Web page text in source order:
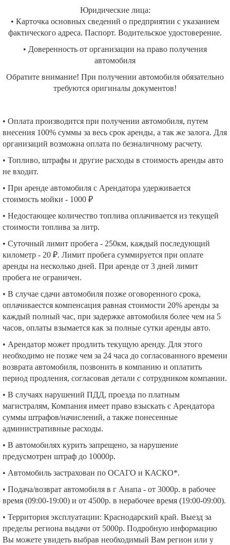
Юридические лица:
• Карточка основных сведений о предприятии с указанием
фактического адреса. Паспорт. Водительское удостоверение.
• Доверенность от организации на право получения
автомобиля
Обратите внимание! При получении автомобиля обязательно
требуются оригиналы документов!
• Оплата производится при получении автомобиля, путем
внесения 100% суммы за весь срок аренды, а так же залога. Для
организаций возможна оплата по безналичному расчету.
• Топливо, штрафы и другие расходы в стоимость аренды авто
не входит.
• При аренде автомобиля с Арендатора удерживается
стоимость мойки - 1000 ₽
• Недостающее количество топлива оплачивается из текущей
стоимости топлива за литр.
• Суточный лимит пробега - 250км, каждый последующий
километр - 20 ₽. Лимит пробега суммируется при оплате
аренды на несколько дней. При аренде от 3 дней лимит
пробега не ограничен.
• В случае сдачи автомобиля позже оговоренного срока,
оплачиваестся компенсация равная стоимости 20% аренды за
каждый полный час, при задержке автомобиля более чем на 5
часов, оплаты взымается как за полные сутки аренды авто.
• Арендатор может продлить текущую аренду. Для этого
необходимо не позже чем за 24 часа до согласованного времени
возврата автомобиля, позвонить в компанию и оплатить
период продления, согласовав детали с сотрудником компании.
• В случаях нарушений ПДД, проезда по платным
магистралям, Компания имеет право взыскать с Арендатора
суммы штрафов/начислений, а также понесенные
административные расходы.
• В автомобилях курить запрещено, за нарушение
предусмотрен штраф до 10000р.
• Автомобиль застрахован по ОСАГО и КАСКО*.
• Подача/возврат автомобиля в г Анапа - от 3000р. в рабочее
время (09:00-19:00) и от 4500р. в нерабочее время (19:00-09:00).
• Территория эксплуатации: Краснодарский край. Выезд за
пределы региона выдачи от 5000р. Подробную информацию
Вы можете увидеть выбрав необходимый Вам регион или у